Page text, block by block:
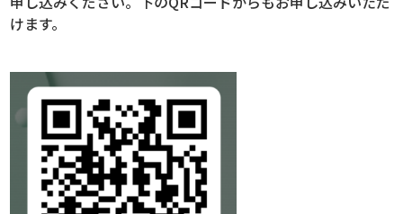
けます。